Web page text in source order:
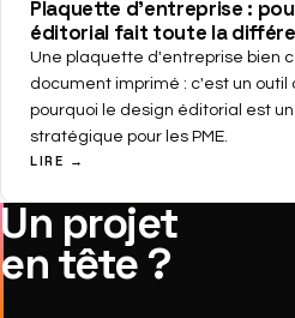
Plaquette d'entreprise :
éditorial fait toute la
Une plaquette d'entreprise bien
document imprimé : c'est un outil
pourquoi le design éditorial est
stratégique pour les PME.
LIRE →
Un projet
en tête ?